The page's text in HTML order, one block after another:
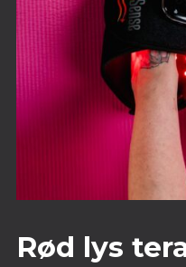
Rød lys